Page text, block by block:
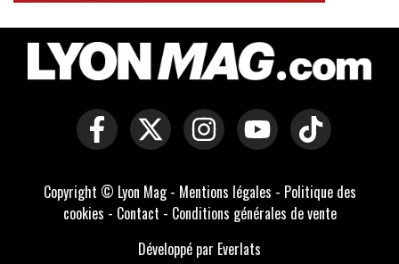
Copyright © Lyon Mag - Mentions légales - Politique des
cookies - Contact - Conditions générales de vente
Développé par Everlats